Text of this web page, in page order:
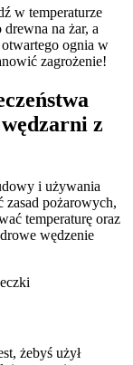
w temperaturze
na żar, a
ognia w
zagrożenie!
z
i używania
zasad pożarowych,
temperaturę oraz
wędzenie
żebyś użył